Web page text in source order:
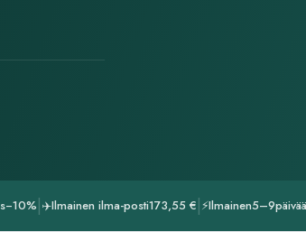
−10% ✈️Ilmainen ilma-posti173,55 € ⚡Ilmainen5–9päivää